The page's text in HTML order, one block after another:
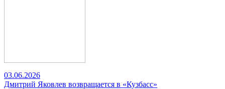
03.06.2026
Дмитрий Яковлев возвращается в «Кузбасс»